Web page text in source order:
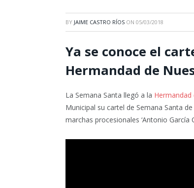
BY JAIME CASTRO RÍOS ON 05/03/2018
Ya se conoce el
Hermandad de
La Semana Santa llegó a la Hermandad
Municipal su cartel de Semana Santa
marchas procesionales ‘Antonio García